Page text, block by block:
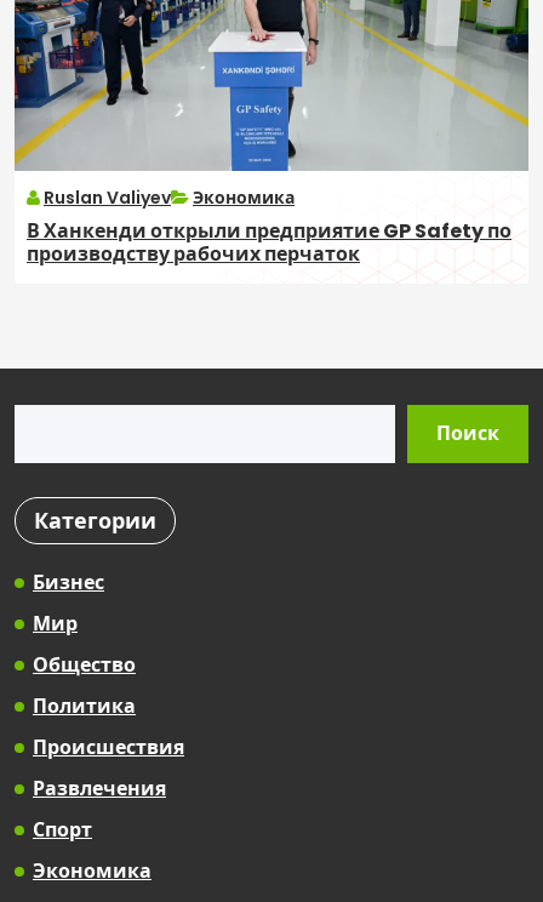
Ruslan Valiyev Экономика
В Ханкенди открыли предприятие GP Safety по
производству рабочих перчаток
Поиск
Категории
Бизнес
Мир
Общество
Политика
Происшествия
Развлечения
Спорт
Экономика